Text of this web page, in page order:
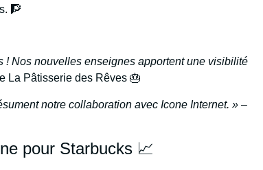
🧗
! Nos nouvelles enseignes apportent une visibilité
La Pâtisserie des Rêves 🎂
notre collaboration avec Icone Internet. » –
pour Starbucks 📈